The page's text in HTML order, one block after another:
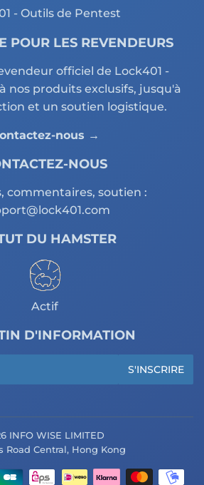
- Outils de Pentest
POUR LES REVENDEURS
officiel de Lock401 -
nos produits exclusifs, jusqu'à
et un soutien logistique.
nous →
NOUS
commentaires, soutien :
DU HAMSTER
Actif
D'INFORMATION
S'INSCRIRE
INFO WISE LIMITED
Road Central, Hong Kong
Icônes